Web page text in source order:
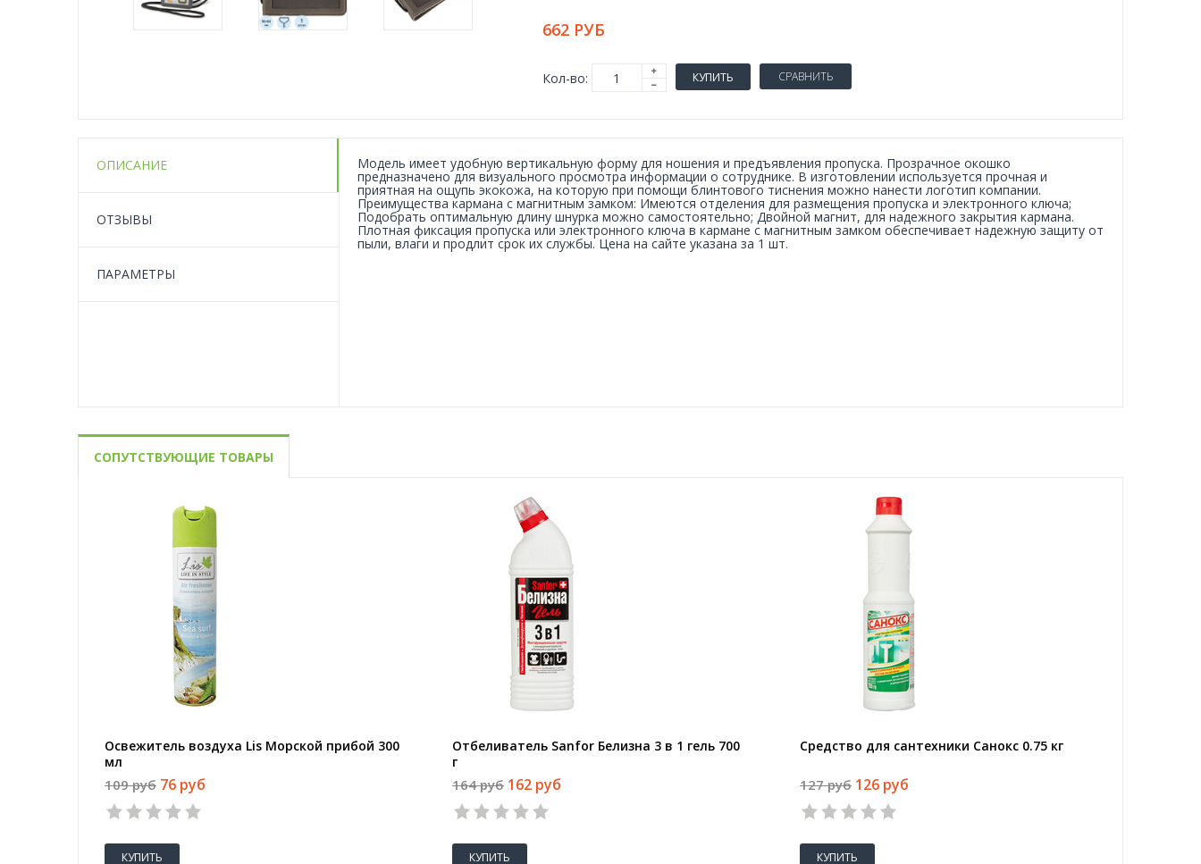
662 РУБ
Кол-во: КУПИТЬ СРАВНИТЬ
ОПИСАНИЕ
ОТЗЫВЫ
ПАРАМЕТРЫ
Модель имеет удобную вертикальную форму для ношения и предъявления пропуска. Прозрачное окошко
предназначено для визуального просмотра информации о сотруднике. В изготовлении используется прочная и
приятная на ощупь экокожа, на которую при помощи блинтового тиснения можно нанести логотип компании.
Преимущества кармана с магнитным замком: Имеются отделения для размещения пропуска и электронного ключа;
Подобрать оптимальную длину шнурка можно самостоятельно; Двойной магнит, для надежного закрытия кармана.
Плотная фиксация пропуска или электронного ключа в кармане с магнитным замком обеспечивает надежную защиту от
пыли, влаги и продлит срок их службы. Цена на сайте указана за 1 шт.
СОПУТСТВУЮЩИЕ ТОВАРЫ
Освежитель воздуха Lis Морской прибой 300
мл
109 руб 76 руб
КУПИТЬ
Отбеливатель Sanfor Белизна 3 в 1 гель 700
г
164 руб 162 руб
КУПИТЬ
Средство для сантехники Санокс 0.75 кг
127 руб 126 руб
КУПИТЬ